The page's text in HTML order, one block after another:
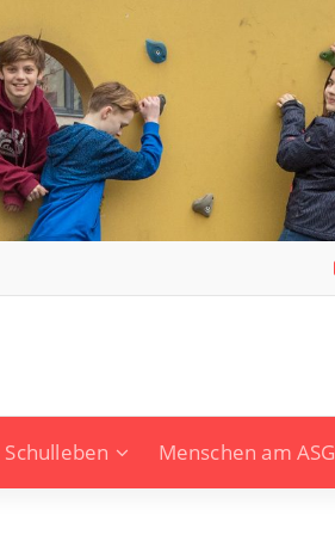
Schulleben Menschen am ASG